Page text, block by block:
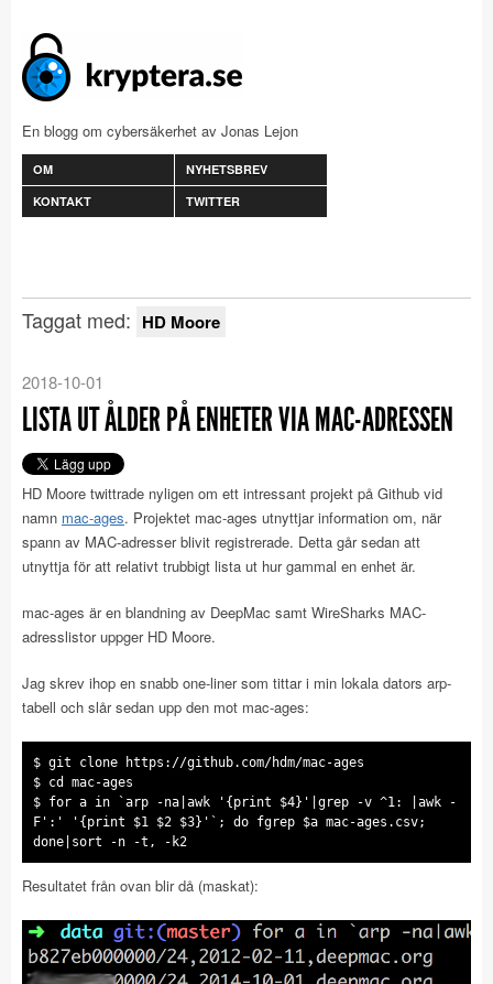
En blogg om cybersäkerhet av Jonas Lejon
OM
NYHETSBREV
KONTAKT
TWITTER
Taggat med: HD Moore
2018-10-01
LISTA UT ÅLDER PÅ ENHETER VIA MAC-ADRESSEN
HD Moore twittrade nyligen om ett intressant projekt på Github vid
namn mac-ages. Projektet mac-ages utnyttjar information om, när
spann av MAC-adresser blivit registrerade. Detta går sedan att
utnyttja för att relativt trubbigt lista ut hur gammal en enhet är.
mac-ages är en blandning av DeepMac samt WireSharks MAC-
adresslistor uppger HD Moore.
Jag skrev ihop en snabb one-liner som tittar i min lokala dators arp-
tabell och slår sedan upp den mot mac-ages:
$ git clone https://github.com/hdm/mac-ages
$ cd mac-ages
$ for a in `arp -na|awk '{print $4}'|grep -v ^1: |awk -
F':' '{print $1 $2 $3}'`; do fgrep $a mac-ages.csv;
done|sort -n -t, -k2
Resultatet från ovan blir då (maskat):